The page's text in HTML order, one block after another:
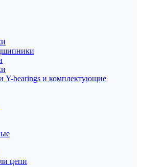
bearings и комплектующие
цепи